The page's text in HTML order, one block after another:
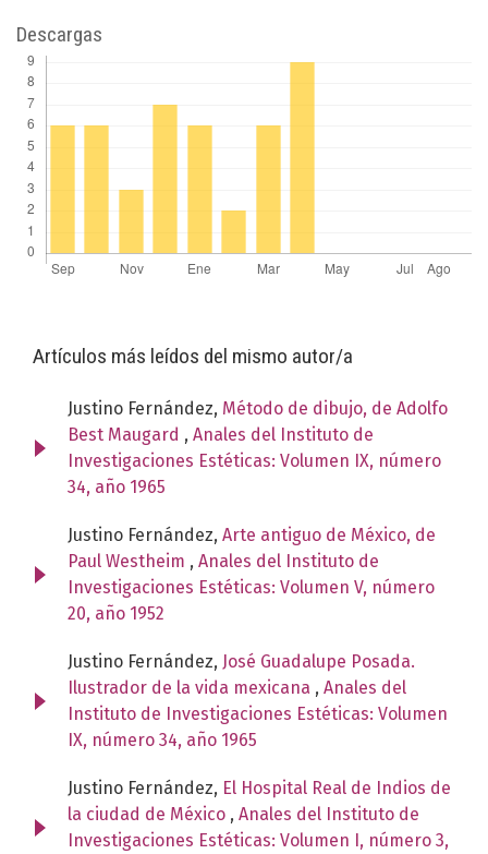
Descargas
Artículos más leídos del mismo autor/a
Justino Fernández, Método de dibujo, de Adolfo
Best Maugard , Anales del Instituto de
Investigaciones Estéticas: Volumen IX, número
34, año 1965
Justino Fernández, Arte antiguo de México, de
Paul Westheim , Anales del Instituto de
Investigaciones Estéticas: Volumen V, número
20, año 1952
Justino Fernández, José Guadalupe Posada.
Ilustrador de la vida mexicana , Anales del
Instituto de Investigaciones Estéticas: Volumen
IX, número 34, año 1965
Justino Fernández, El Hospital Real de Indios de
la ciudad de México , Anales del Instituto de
Investigaciones Estéticas: Volumen I, número 3,